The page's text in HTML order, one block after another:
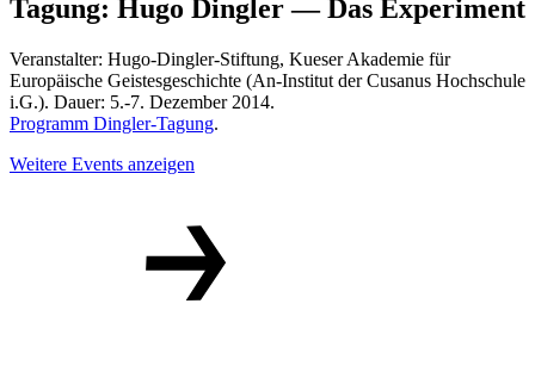
Tagung: Hugo Din­gler — Das Exper­i­ment
Ver­anstal­ter: Hugo-Dingler-Stiftung, Kueser Akademie für
Europäis­che Geis­tes­geschichte (An-Institut der Cusanus Hochschule
i.G.). Dauer: 5.-7. Dezember 2014.
Pro­gramm Dingler-Tagung.
Weitere Events anzeigen